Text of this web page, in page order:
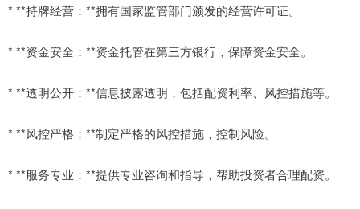
* **持牌经营：**拥有国家监管部门颁发的经营许可证。
* **资金安全：**资金托管在第三方银行，保障资金安全。
* **透明公开：**信息披露透明，包括配资利率、风控措施等。
* **风控严格：**制定严格的风控措施，控制风险。
* **服务专业：**提供专业咨询和指导，帮助投资者合理配资。